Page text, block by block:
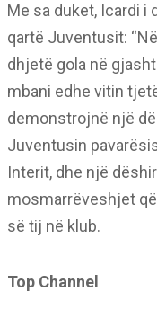
Me sa duket, Icardi i
qartë Juventusit:
dhjetë gola në
mbani edhe vitin
demonstrojnë një
Juventusin
Interit, dhe një
mosmarrëveshjet
së tij në klub.
Top Channel